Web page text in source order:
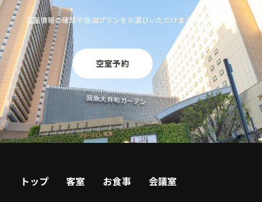
空室情報の確認や宿泊プランをお選びいただけます。
空室予約
トップ 客室 お食事 会議室